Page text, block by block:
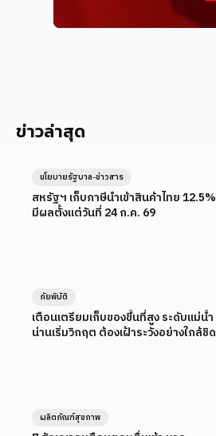
ข่าวล่าสุด
สหรัฐฯ เก็บภาษีนำเข้าสินค้าไทย 12.5%
มีผลตั้งแต่วันที่ 24 ก.ค. 69
นโยบายรัฐบาล-ข่าวสาร
เตือนเตรียมเก็บของขึ้นที่สูง ระดับแม่น้ำ
น่านเริ่มวิกฤต ต้องเฝ้าระวังอย่างใกล้ชิด
ภัยพิบัติ
ผลิตภัณฑ์สุขภาพ